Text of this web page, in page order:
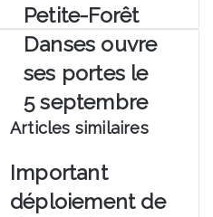
Petite-
Forêt
Danses
ouvre
ses
portes
le
septembre
Petite-Forêt
Danses ouvre
ses portes le
5 septembre
Articles similaires
Important
déploiement de